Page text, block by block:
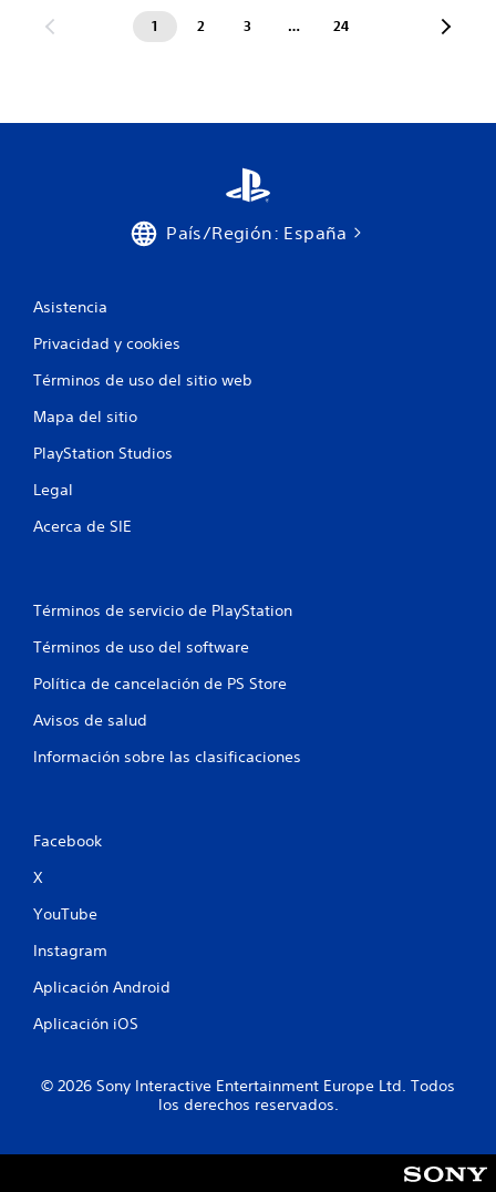
1 2 3 … 24
País/Región: España
Asistencia
Privacidad y cookies
Términos de uso del sitio web
Mapa del sitio
PlayStation Studios
Legal
Acerca de SIE
Términos de servicio de PlayStation
Términos de uso del software
Política de cancelación de PS Store
Avisos de salud
Información sobre las clasificaciones
Facebook
X
YouTube
Instagram
Aplicación Android
Aplicación iOS
© 2026 Sony Interactive Entertainment Europe Ltd. Todos
los derechos reservados.